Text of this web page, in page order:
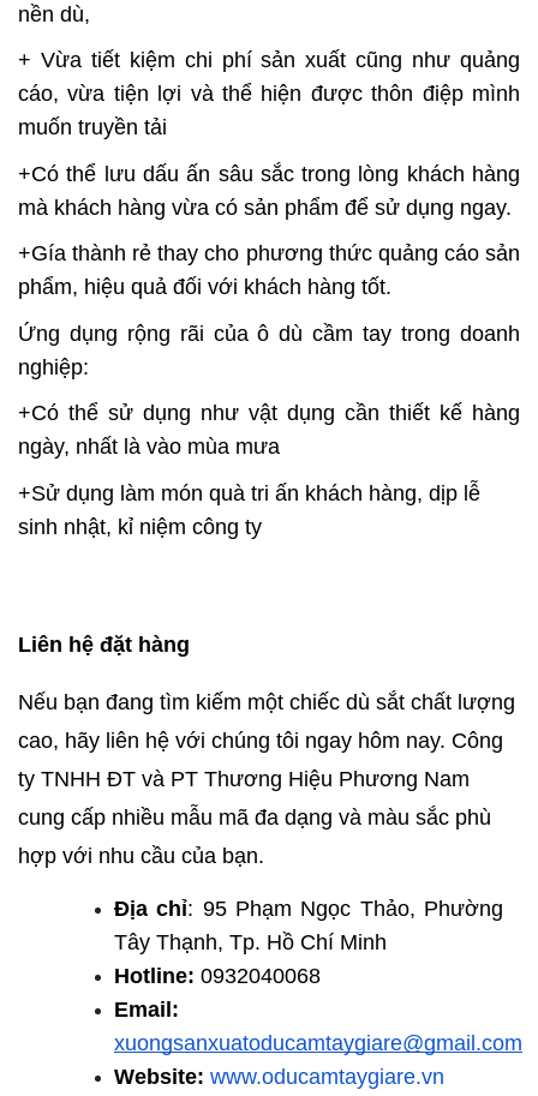
nền dù,
+ Vừa tiết kiệm chi phí sản xuất cũng như quảng
cáo, vừa tiện lợi và thể hiện được thôn điệp mình
muốn truyền tải
+Có thể lưu dấu ấn sâu sắc trong lòng khách hàng
mà khách hàng vừa có sản phẩm để sử dụng ngay.
+Gía thành rẻ thay cho phương thức quảng cáo sản
phẩm, hiệu quả đối với khách hàng tốt.
Ứng dụng rộng rãi của ô dù cầm tay trong doanh
nghiệp:
+Có thể sử dụng như vật dụng cần thiết kế hàng
ngày, nhất là vào mùa mưa
+Sử dụng làm món quà tri ấn khách hàng, dịp lễ
sinh nhật, kỉ niệm công ty
Liên hệ đặt hàng
Nếu bạn đang tìm kiếm một chiếc dù sắt chất lượng
cao, hãy liên hệ với chúng tôi ngay hôm nay. Công
ty TNHH ĐT và PT Thương Hiệu Phương Nam
cung cấp nhiều mẫu mã đa dạng và màu sắc phù
hợp với nhu cầu của bạn.
Địa chỉ: 95 Phạm Ngọc Thảo, Phường
Tây Thạnh, Tp. Hồ Chí Minh
Hotline: 0932040068
Email:
xuongsanxuatoducamtaygiare@gmail.com
Website: www.oducamtaygiare.vn